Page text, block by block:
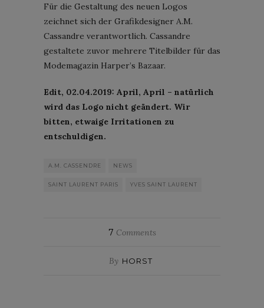
Für die Gestaltung des neuen Logos
zeichnet sich der Grafikdesigner A.M.
Cassandre verantwortlich. Cassandre
gestaltete zuvor mehrere Titelbilder für das
Modemagazin Harper’s Bazaar.
Edit, 02.04.2019: April, April – natürlich
wird das Logo nicht geändert. Wir
bitten, etwaige Irritationen zu
entschuldigen.
A.M. CASSENDRE NEWS
SAINT LAURENT PARIS YVES SAINT LAURENT
7 Comments
By HORST